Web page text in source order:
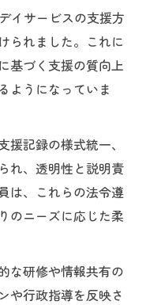
イサービスの支援方
られました。これに
基づく支援の質向上
ようになっていま
記録の様式統一、
れ、透明性と説明責
は、これらの法令遵
のニーズに応じた柔
な研修や情報共有の
や行政指導を反映さ